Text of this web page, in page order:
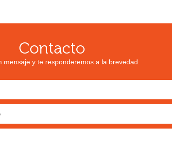
Contacto
mensaje y te responderemos a la brevedad.